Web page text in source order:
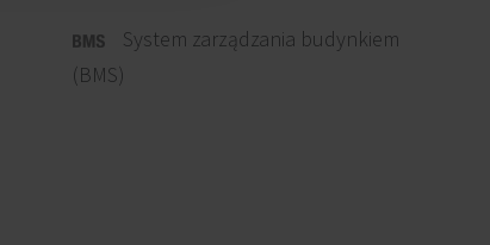
System zarządzania budynkiem
(BMS)